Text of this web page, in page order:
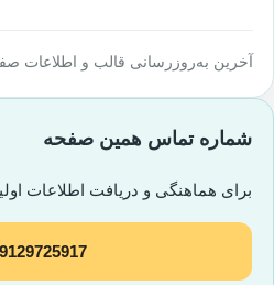
آخرین به‌روزرسانی قالب و اطلاعات صفحه: ۳۰ تیر
شماره تماس همین صفحه
برای هماهنگی و دریافت اطلاعات